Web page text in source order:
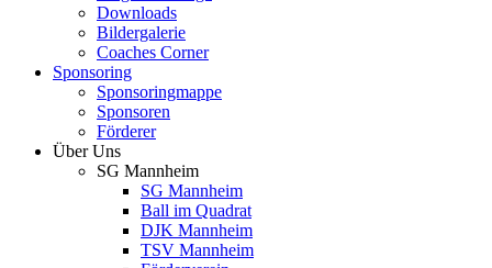
Downloads
Bildergalerie
Coaches Corner
Sponsoring
Sponsoringmappe
Sponsoren
Förderer
Über Uns
SG Mannheim
SG Mannheim
Ball im Quadrat
DJK Mannheim
TSV Mannheim